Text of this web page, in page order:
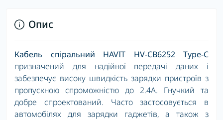
Опис
Кабель спіральний
HAVIT HV-CB6252 Type-C
призначений для надійної передачі даних і
забезпечує високу швидкість зарядки пристроїв з
пропускною спроможністю до 2.4А. Гнучкий та
добре спроектований. Часто застосовується в
автомобілях для зарядки гаджетів, а також з